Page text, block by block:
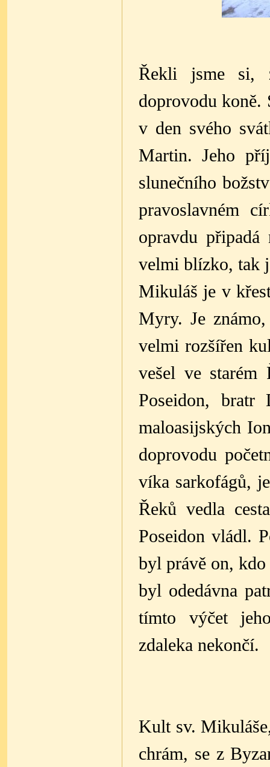
Řekli jsme si,
doprovodu
v den svého
Martin. Jeho
slunečního
pravoslavném
opravdu
velmi blízko, tak
Mikuláš je v
Myry. Je
velmi rozšířen
vešel ve starém
Poseidon, bratr
maloasijských
doprovodu
víka sarkofágů,
Řeků vedla
Poseidon vládl.
byl právě on,
byl odedávna
tímto výčet
zdaleka nekončí.
Kult sv.
chrám, se z